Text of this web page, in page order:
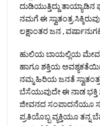
ದುಡಿಯುತ್ತಿದ್ದು ತಾಯ್ಯಾಡಿನ
ನಮಗೆ ಈ ಸ್ವಾತಂತ್ರ
ಲಕ್ಷಾಂತರ ಜನ ,
ಹುಲಿಯ ಬಾಯಲ್ಲಿಯ
ಹಾಗೂ ಶಕ್ತಿಯ
ನಮ್ಮ ಹಿರಿಯ ಜನತೆ
ಬೆಸೆಯುವುದೇ ಈ ನಾಡ ಭಕ್ತಿ
ಜೀವನದ ಸಂಪಾದನೆಯೂ ಸಹ
ಪ್ರತಿಯೊಬ್ಬ ವ್ಯಕ್ತಿಯೂ ತನ್ನ